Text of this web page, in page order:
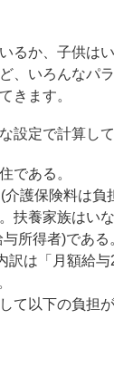
るか、子供は
、いろんなパ
きます。
設定で計算して
である。
介護保険料は負
扶養家族はいな
所得者)である
訳は「月額給
て以下の負担が